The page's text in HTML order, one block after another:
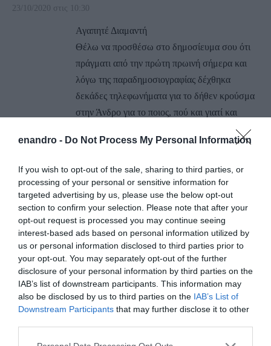
enandro - Do Not Process My Personal Information
If you wish to opt-out of the sale, sharing to third parties, or
processing of your personal or sensitive information for
targeted advertising by us, please use the below opt-out
section to confirm your selection. Please note that after your
opt-out request is processed you may continue seeing
interest-based ads based on personal information utilized by
us or personal information disclosed to third parties prior to
your opt-out. You may separately opt-out of the further
disclosure of your personal information by third parties on the
IAB’s list of downstream participants. This information may
also be disclosed by us to third parties on the IAB’s List of
Downstream Participants that may further disclose it to other
Please note that this website/app uses one or more Google
23/10/2020 στις 10:30
Αγαπητέ Διαμαντή
Θέλω να προσθέσω στο δημοσίευμα σου ότι
πράγματι από την πρώτη πρωινή σήμερα και
λόγω της παραδημοσιογραφίας δέχθηκα
δεκάδες τηλεφωνήματα για το δήθεν κρούσμα
στην Άνδρο για το ποιος, πού και γιατί και
απέφυγα να καλέσω τον Δήμαρχο μέσα στα
που και γιατί!! Σήμερα το πρωί το κακό
παράγινε αφού μια ολόκληρη περιοχή της
Άνδρου έβραζε για το κρούσμα και τις
συνέπειες του με το τηλέφωνο μου να μην
σταματά να δέχεται κλήσεις. Σε ευχαριστώ
λοιπόν προσωπικά για την έγκυρη
δημοσιογραφία σου και ας γίνει αυτό μάθημα
στους Ανδριώτες να μην εμπιστεύονται τους
πολιτικούς και τους δημοσιογραφούντες στο
facebook.